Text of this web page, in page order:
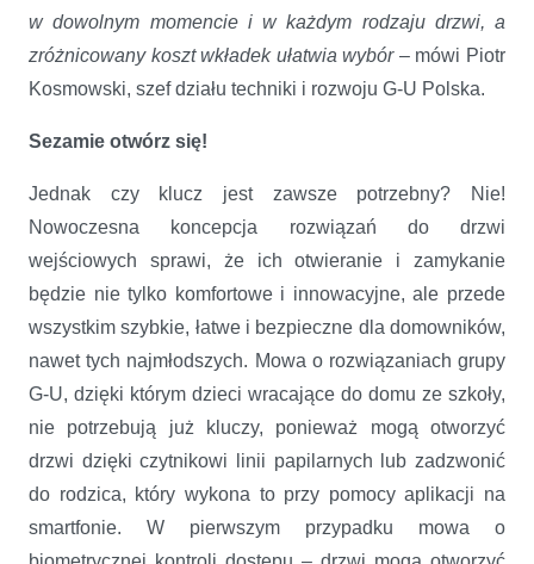
w dowolnym momencie i w każdym rodzaju drzwi, a
zróżnicowany koszt wkładek ułatwia wybór – mówi Piotr
Kosmowski, szef działu techniki i rozwoju G-U Polska.
Sezamie otwórz się!
Jednak czy klucz jest zawsze potrzebny? Nie!
Nowoczesna koncepcja rozwiązań do drzwi
wejściowych sprawi, że ich otwieranie i zamykanie
będzie nie tylko komfortowe i innowacyjne, ale przede
wszystkim szybkie, łatwe i bezpieczne dla domowników,
nawet tych najmłodszych. Mowa o rozwiązaniach grupy
G-U, dzięki którym dzieci wracające do domu ze szkoły,
nie potrzebują już kluczy, ponieważ mogą otworzyć
drzwi dzięki czytnikowi linii papilarnych lub zadzwonić
do rodzica, który wykona to przy pomocy aplikacji na
smartfonie. W pierwszym przypadku mowa o